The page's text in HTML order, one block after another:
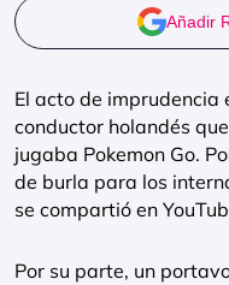
Añadir
El acto de
conductor holandés
jugaba Pokemon Go.
de burla para los
se compartió en
Por su parte, un